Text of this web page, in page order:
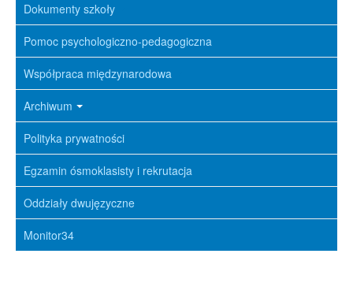
Dokumenty szkoły
Pomoc psychologiczno-pedagogiczna
Współpraca międzynarodowa
Archiwum
Polityka prywatności
Egzamin ósmoklasisty i rekrutacja
Oddziały dwujęzyczne
Monitor34